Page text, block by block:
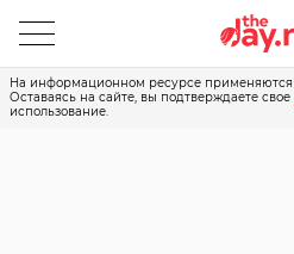
На информационном ресурсе
Оставаясь на сайте, вы подтверждаете свое
использование.